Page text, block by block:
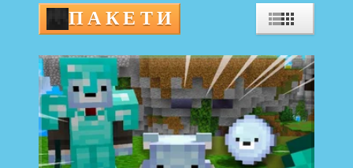
ПАКЕТИ